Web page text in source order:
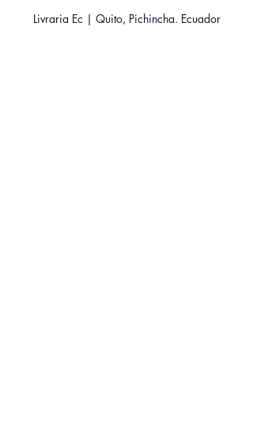
Categoría: Novela Juvenil - Fantasía y
Livraria Ec | Quito, Pichincha. Ecuador